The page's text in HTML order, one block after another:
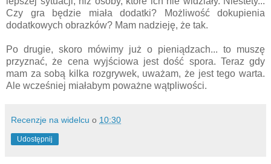
Czy gra będzie miała dodatki? Możliwość dokupienia
dodatkowych obrazków? Mam nadzieję, że tak.
Po drugie, skoro mówimy już o pieniądzach... to muszę
przyznać, że cena wyjściowa jest dość spora. Teraz gdy
mam za sobą kilka rozgrywek, uważam, że jest tego warta.
Ale wcześniej miałabym poważne wątpliwości.
Recenzje na widelcu o 10:30
Udostępnij